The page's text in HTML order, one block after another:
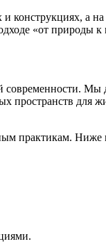
конструкциях, а
«от природы к
Мы
пространств для
практикам. Ниже